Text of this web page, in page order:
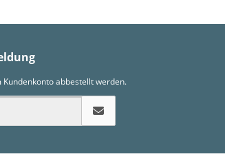
abbestellt werden.